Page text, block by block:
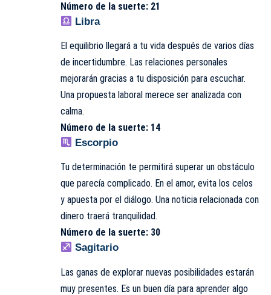
Número de la suerte: 21
Libra
El equilibrio llegará a tu vida después de varios días
de incertidumbre. Las relaciones personales
mejorarán gracias a tu disposición para escuchar.
Una propuesta laboral merece ser analizada con
calma.
Número de la suerte: 14
Escorpio
Tu determinación te permitirá superar un obstáculo
que parecía complicado. En el amor, evita los celos
y apuesta por el diálogo. Una noticia relacionada con
dinero traerá tranquilidad.
Número de la suerte: 30
Sagitario
Las ganas de explorar nuevas posibilidades estarán
muy presentes. Es un buen día para aprender algo